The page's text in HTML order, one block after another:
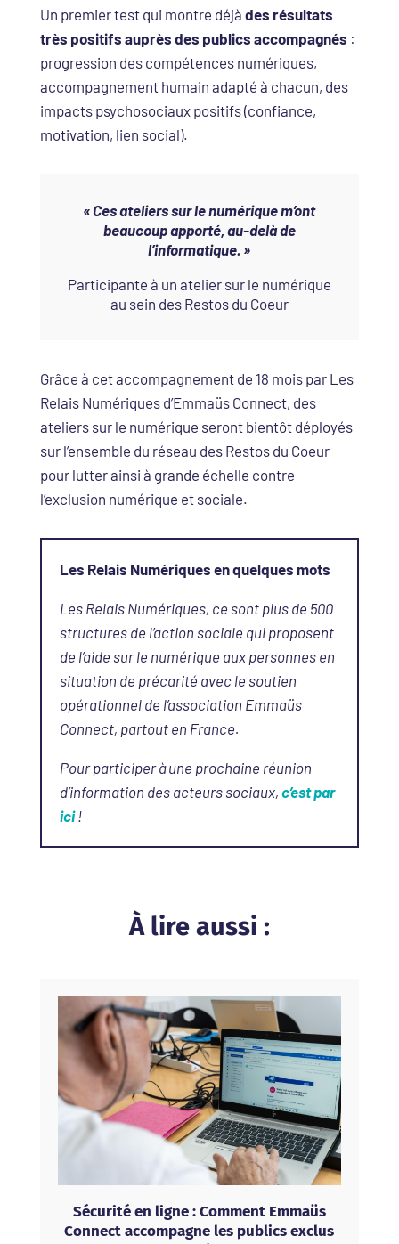
Un premier test qui montre déjà des résultats
très positifs auprès des publics accompagnés :
progression des compétences numériques,
accompagnement humain adapté à chacun, des
impacts psychosociaux positifs (confiance,
motivation, lien social).
« Ces ateliers sur le numérique m’ont
beaucoup apporté, au-delà de
l’informatique. »
Participante à un atelier sur le numérique
au sein des Restos du Coeur
Grâce à cet accompagnement de 18 mois par Les
Relais Numériques d’Emmaüs Connect, des
ateliers sur le numérique seront bientôt déployés
sur l’ensemble du réseau des Restos du Coeur
pour lutter ainsi à grande échelle contre
l’exclusion numérique et sociale.
Les Relais Numériques en quelques mots
Les Relais Numériques, ce sont plus de 500
structures de l’action sociale qui proposent
de l’aide sur le numérique aux personnes en
situation de précarité avec le soutien
opérationnel de l’association Emmaüs
Connect, partout en France.
Pour participer à une prochaine réunion
d’information des acteurs sociaux, c’est par
ici !
À lire aussi :
Sécurité en ligne : Comment Emmaüs
Connect accompagne les publics exclus